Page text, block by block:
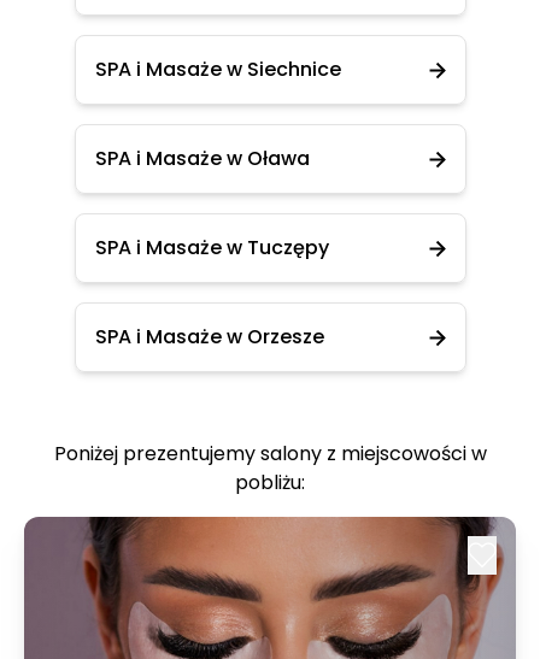
SPA i Masaże w Siechnice
SPA i Masaże w Oława
SPA i Masaże w Tuczępy
SPA i Masaże w Orzesze
Poniżej prezentujemy salony z miejscowości w
pobliżu: